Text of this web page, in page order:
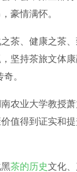
豪情满怀。
茶、健康之茶
坚持茶旅文体
。
农业大学教授
值得到证实和
茶的历史文化